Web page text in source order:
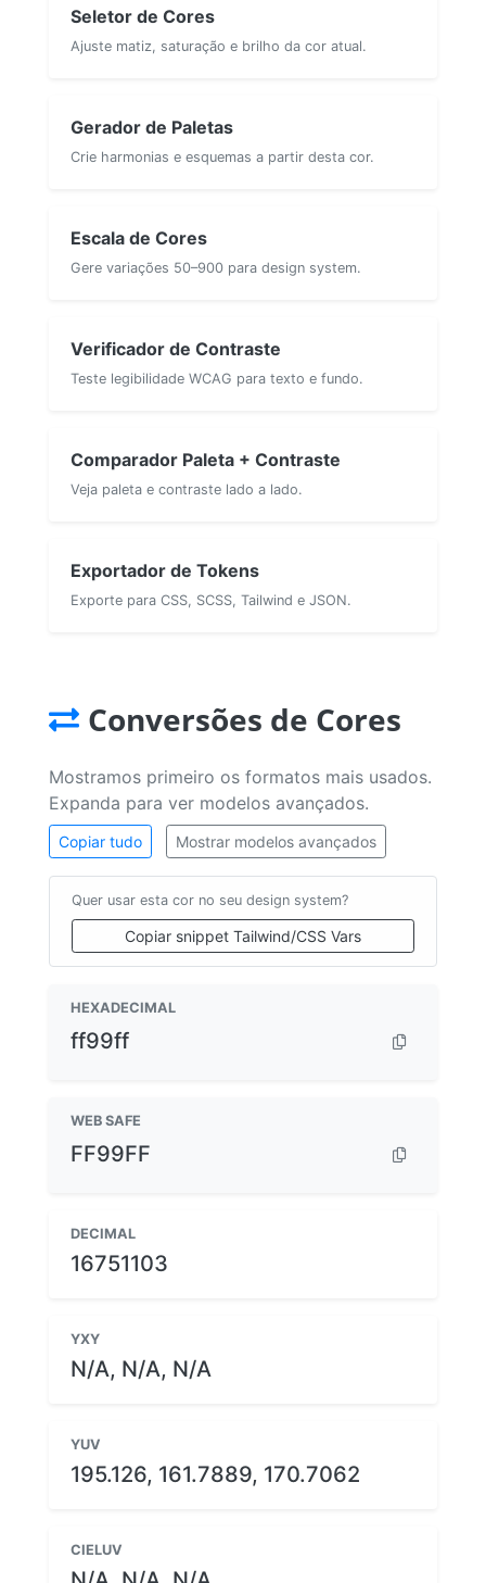
Seletor de Cores
Ajuste matiz, saturação e brilho da cor atual.
Gerador de Paletas
Crie harmonias e esquemas a partir desta cor.
Escala de Cores
Gere variações 50–900 para design system.
Verificador de Contraste
Teste legibilidade WCAG para texto e fundo.
Comparador Paleta + Contraste
Veja paleta e contraste lado a lado.
Exportador de Tokens
Exporte para CSS, SCSS, Tailwind e JSON.
Conversões de Cores
Mostramos primeiro os formatos mais usados.
Expanda para ver modelos avançados.
Copiar tudo Mostrar modelos avançados
Quer usar esta cor no seu design system?
Copiar snippet Tailwind/CSS Vars
HEXADECIMAL
ff99ff
WEB SAFE
FF99FF
DECIMAL
16751103
YXY
N/A, N/A, N/A
YUV
195.126, 161.7889, 170.7062
CIELUV